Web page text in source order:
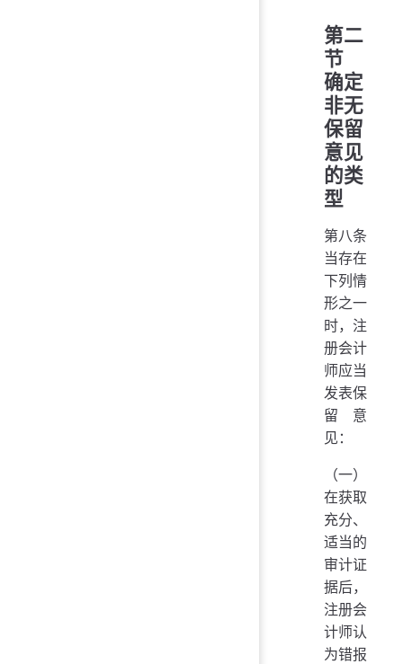
第二
节
确定
非无
保留
意见
的类
型
第八条
当存在
下列情
形之一
时，注
册会计
师应当
发表保
留意
见：
（一）
在获取
充分、
适当的
审计证
据后，
注册会
计师认
为错报